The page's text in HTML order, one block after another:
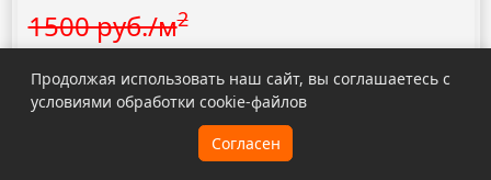
1500 руб./м2
1100 руб./м
Заказать
Продолжая использовать наш сайт, вы соглашаетесь с
условиями обработки cookie-файлов
Согласен